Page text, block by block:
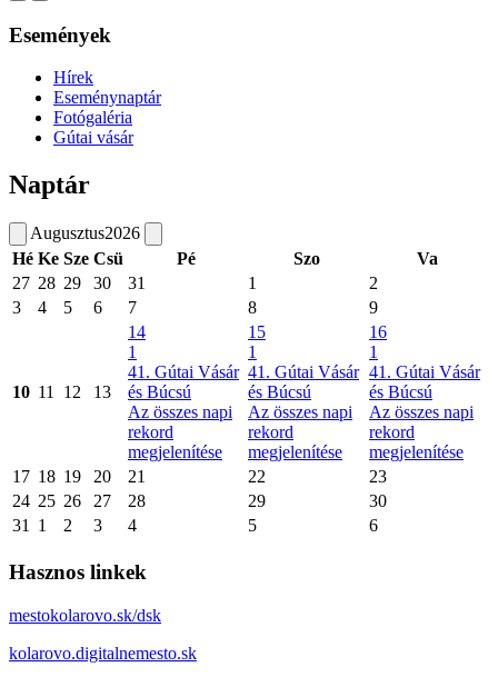
Események
Hírek
Eseménynaptár
Fotógaléria
Gútai vásár
Naptár
Augusztus2026
Hé Ke Sze Csü Pé Szo
Va
27 28 29 30 31 1
2
3
4 5 6 7 8 9
10 11 12 13
14
1
41. Gútai Vásár
és Búcsú
Az összes napi
rekord
megjelenítése
15
1
41. Gútai Vásár
és Búcsú
Az összes napi
rekord
megjelenítése
16
1
41. Gútai Vásár
és Búcsú
Az összes napi
rekord
megjelenítése
17 18 19 20 21 22
23
24 25 26 27 28 29
30
31
1 2 3 4 5 6
Hasznos linkek
mestokolarovo.sk/dsk
kolarovo.digitalnemesto.sk